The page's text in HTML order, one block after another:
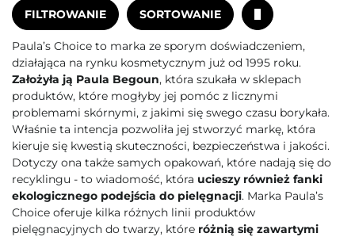
FILTROWANIE SORTOWANIE
Paula’s Choice to marka ze sporym doświadczeniem,
działająca na rynku kosmetycznym już od 1995 roku.
Założyła ją Paula Begoun, która szukała w sklepach
produktów, które mogłyby jej pomóc z licznymi
problemami skórnymi, z jakimi się swego czasu borykała.
Właśnie ta intencja pozwoliła jej stworzyć markę, która
kieruje się kwestią skuteczności, bezpieczeństwa i jakości.
Dotyczy ona także samych opakowań, które nadają się do
recyklingu - to wiadomość, która ucieszy również fanki
ekologicznego podejścia do pielęgnacji. Marka Paula’s
Choice oferuje kilka różnych linii produktów
pielęgnacyjnych do twarzy, które różnią się zawartymi